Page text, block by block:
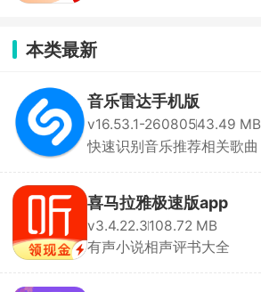
本类最新
音乐雷达手机版
v16.53.1-26080543.49 MB
快速识别音乐推荐相关歌曲
喜马拉雅极速版app
v3.4.22.3108.72 MB
有声小说相声评书大全